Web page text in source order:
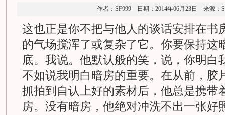
作者：SF999 日期：2014年06月23日 来源
这也正是你不把与他人的谈话安排在书
的气场搅浑了或复杂了它。你要保持这
底。我说。他默认般的笑，说，你明白
不如说我明白暗房的重要。在从前，胶
抓拍到自认上好的素材后，他总是携带
房。没有暗房，他绝对冲洗不出一张好